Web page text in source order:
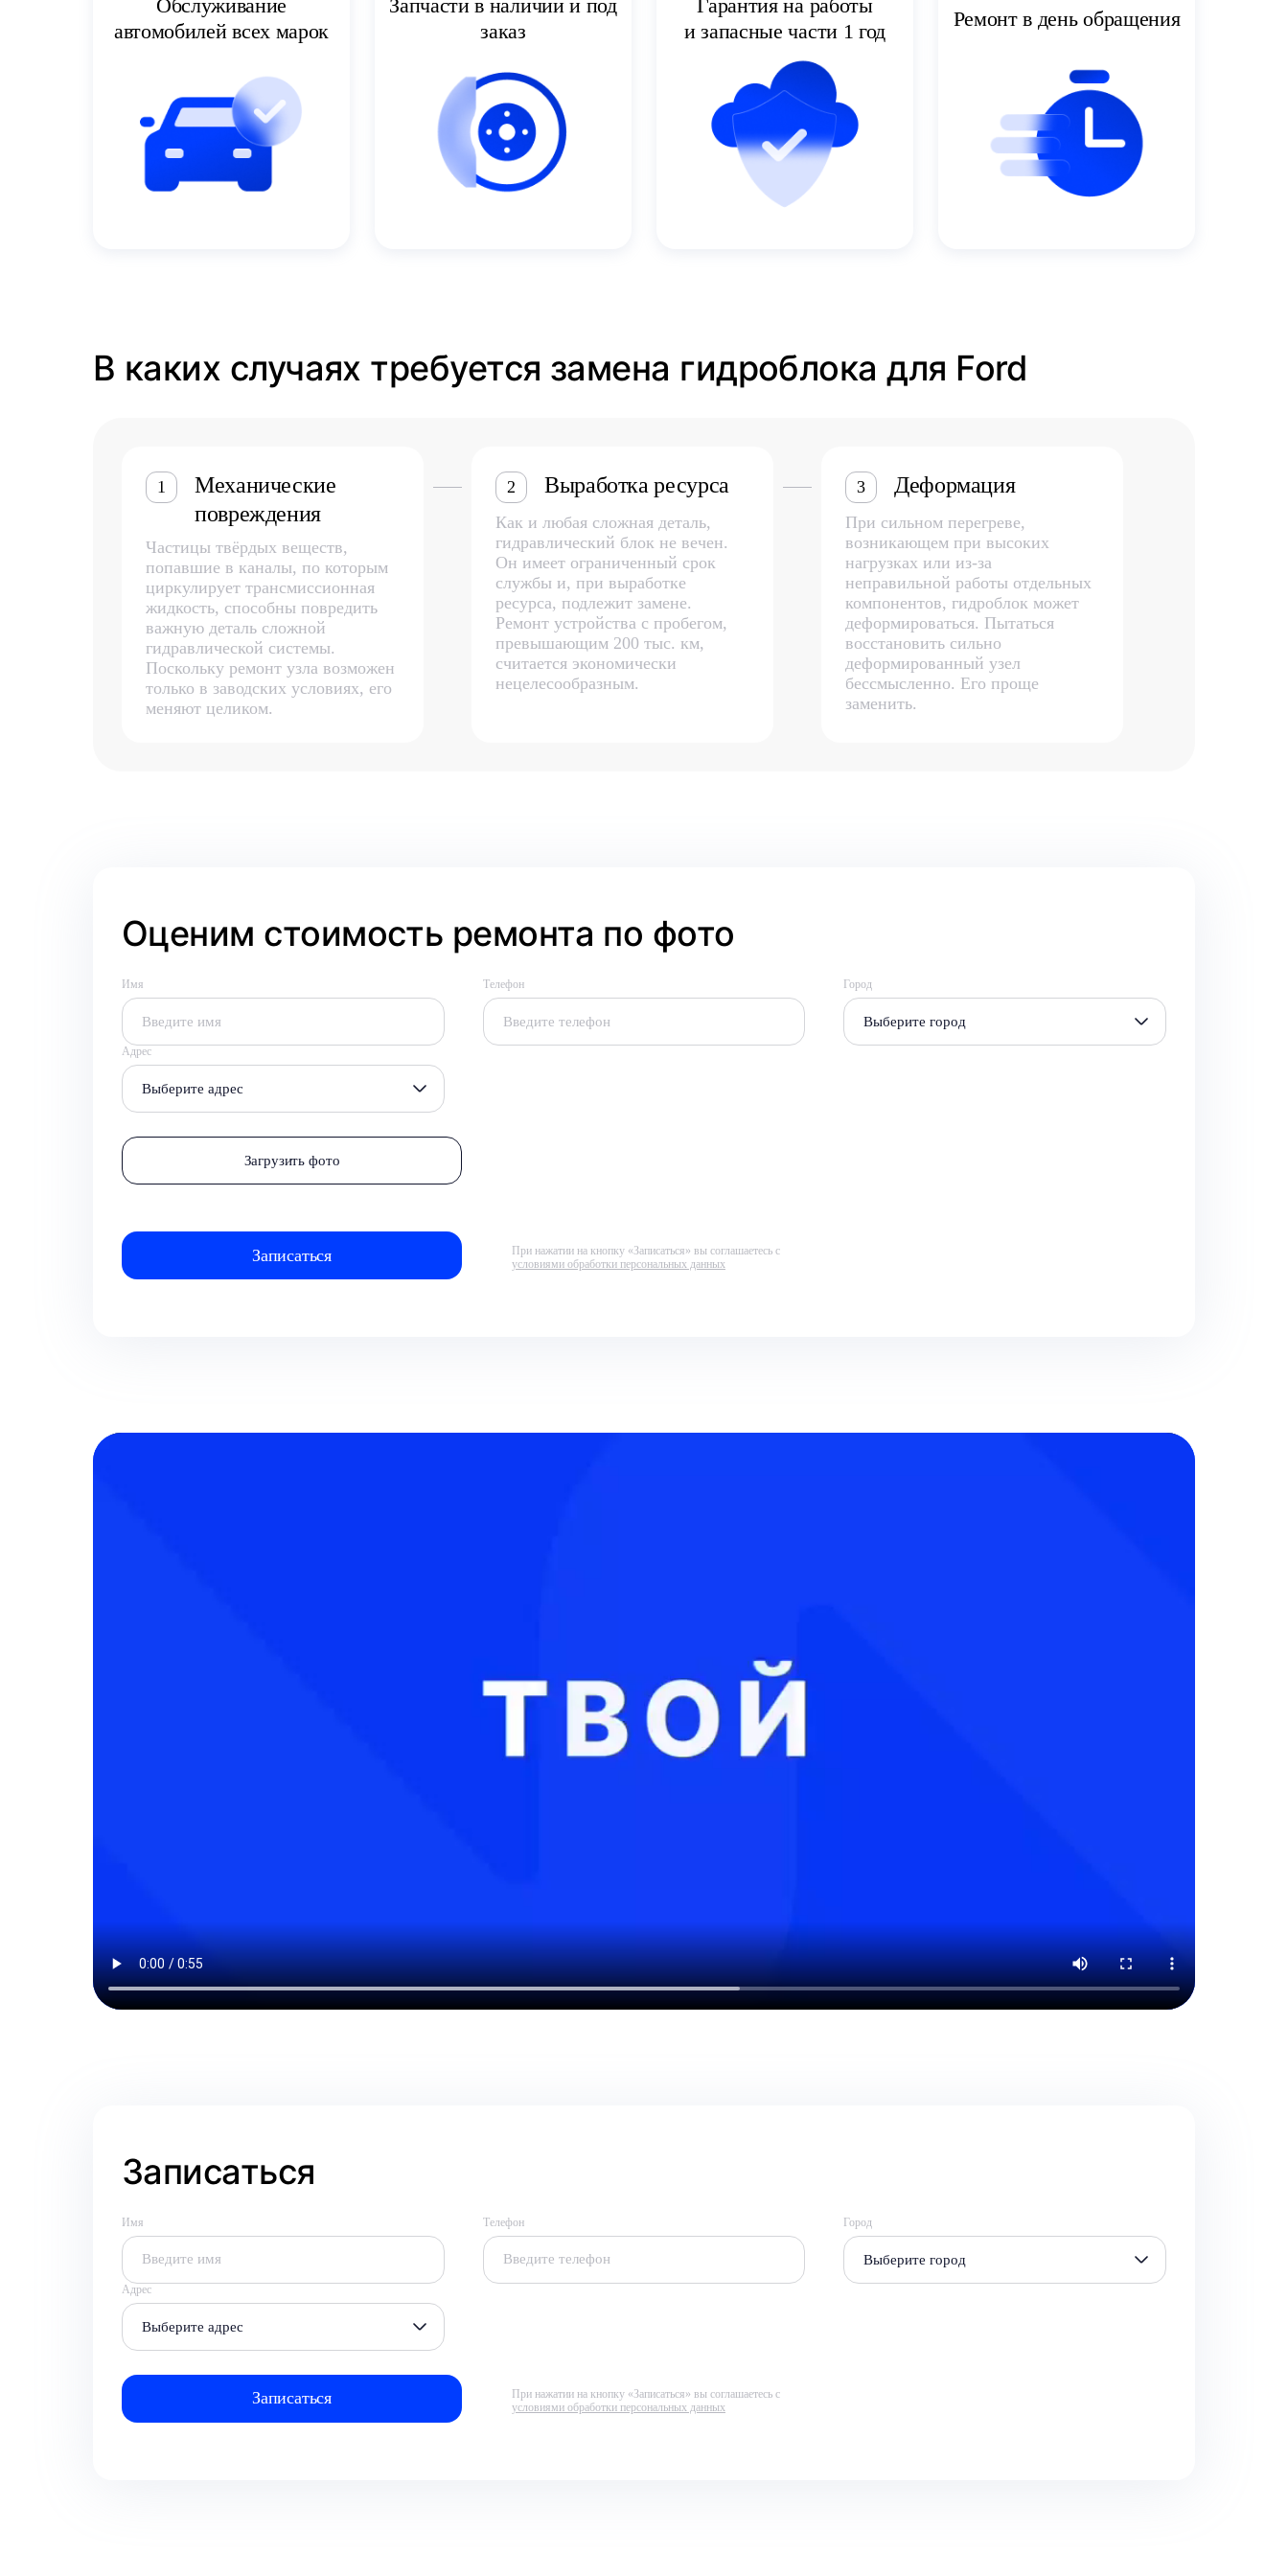
Обслуживание
автомобилей всех марок
Запчасти в наличии и под
заказ
Гарантия на работы
и запасные части 1 год
Ремонт в день обращения
В каких случаях требуется замена гидроблока для Ford
1
Механические
повреждения
Частицы твёрдых веществ,
попавшие в каналы, по которым
циркулирует трансмиссионная
жидкость, способны повредить
важную деталь сложной
гидравлической системы.
Поскольку ремонт узла возможен
только в заводских условиях, его
меняют целиком.
2 Выработка ресурса
Как и любая сложная деталь,
гидравлический блок не вечен.
Он имеет ограниченный срок
службы и, при выработке
ресурса, подлежит замене.
Ремонт устройства с пробегом,
превышающим 200 тыс. км,
считается экономически
нецелесообразным.
3 Деформация
При сильном перегреве,
возникающем при высоких
нагрузках или из-за
неправильной работы отдельных
компонентов, гидроблок может
деформироваться. Пытаться
восстановить сильно
деформированный узел
бессмысленно. Его проще
заменить.
Оценим стоимость ремонта по фото
Имя Телефон Город
Выберите город
Адрес
Выберите адрес
Загрузить фото
При нажатии на кнопку «Записаться» вы соглашаетесь с
условиями обработки персональных данных
Записаться
Имя Телефон Город
Выберите город
Адрес
Выберите адрес
При нажатии на кнопку «Записаться» вы соглашаетесь с
условиями обработки персональных данных